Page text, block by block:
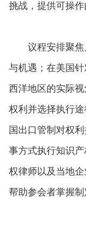
挑战，提供可操作
议程安排聚
与机遇；在美国
西洋地区的实际
权利并选择执行
国出口管制对权
事方式执行知识
权律师以及当地
帮助参会者掌握制